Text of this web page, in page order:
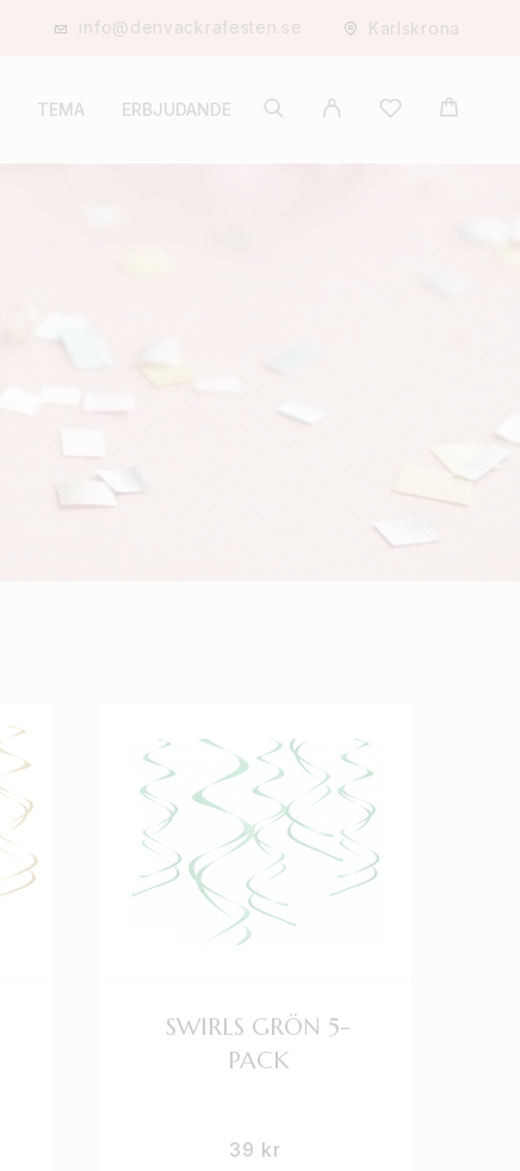
info@denvackrafesten.se Karlskrona
TEMA ERBJUDANDE
SWIRLS GRÖN 5-
PACK
39 kr